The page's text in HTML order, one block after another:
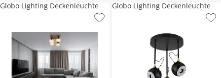
Globo Lighting Deckenleuchte Globo Lighting Deckenleuchte